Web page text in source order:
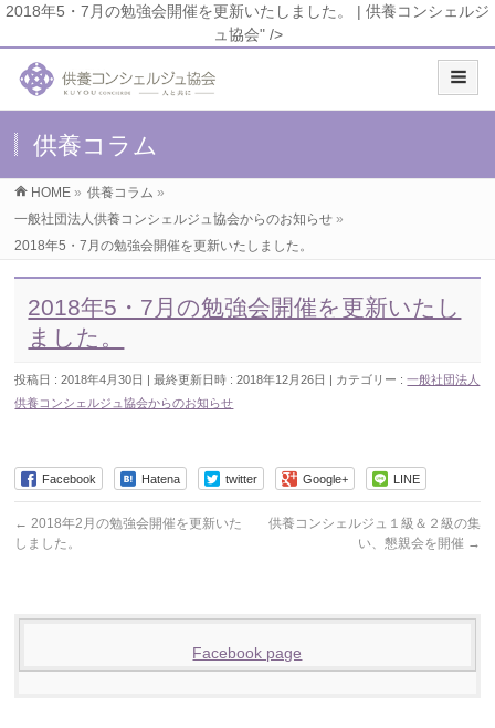
2018年5・7月の勉強会開催を更新いたしました。 | 供養コンシェルジ
ュ協会" />
供養コラム
HOME » 供養コラム »
一般社団法人供養コンシェルジュ協会からのお知らせ »
2018年5・7月の勉強会開催を更新いたしました。
2018年5・7月の勉強会開催を更新いたし
ました。
投稿日 : 2018年4月30日 最終更新日時 : 2018年12月26日 カテゴリー :一般社団法人
供養コンシェルジュ協会からのお知らせ
Facebook Hatena twitter Google+ LINE
← 2018年2月の勉強会開催を更新いた
しました。
供養コンシェルジュ１級＆２級の集
い、懇親会を開催 →
Facebook page